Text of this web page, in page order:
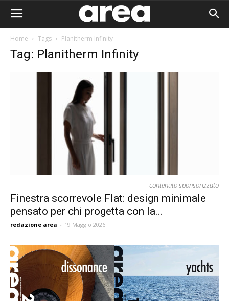
Home Tags Planitherm Infinity
Tag: Planitherm Infinity
contenuto sponsorizzato
Finestra scorrevole Flat: design minimale
pensato per chi progetta con la...
redazione area - 19 Maggio 2026